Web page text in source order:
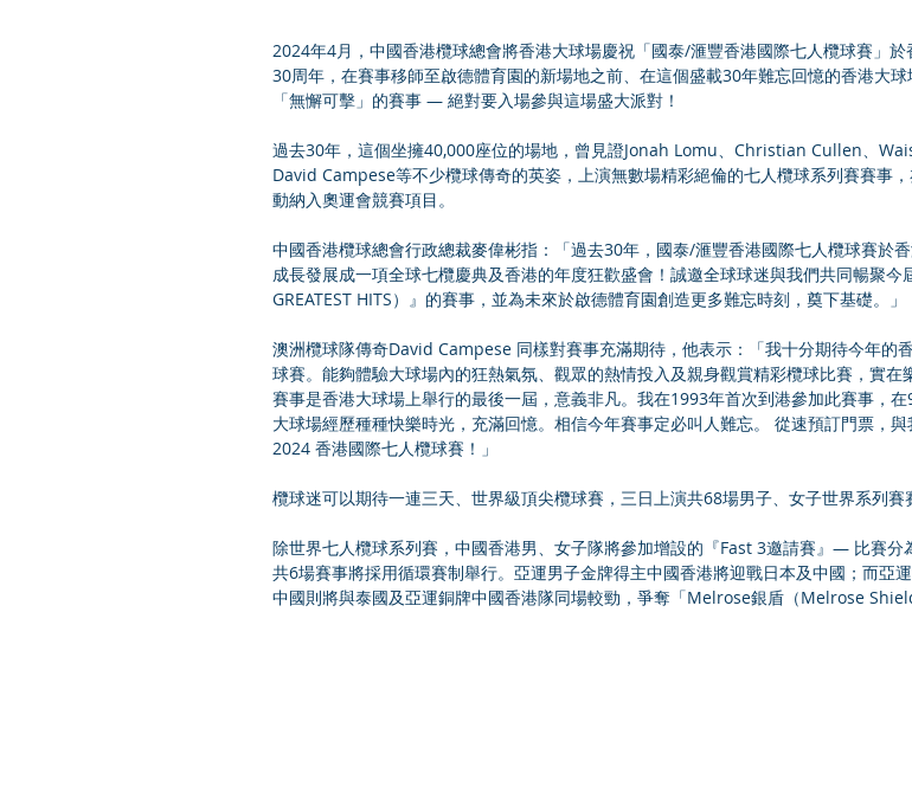
2024年4月，中國香港欖球總會將香港大球場慶祝「國泰/滙豐香港國際七人欖球賽」於
30周年，在賽事移師至啟德體育園的新場地之前、在這個盛載30年難忘回憶的香港大
「無懈可擊」的賽事 — 絕對要入場參與這場盛大派對！
過去30年，這個坐擁40,000座位的場地，曾見證Jonah Lomu、Christian Cullen、
David Campese等不少欖球傳奇的英姿，上演無數場精彩絕倫的七人欖球系列賽賽事
動納入奧運會競賽項目。
中國香港欖球總會行政總裁麥偉彬指：「過去30年，國泰/滙豐香港國際七人欖球賽於
成長發展成一項全球七欖慶典及香港的年度狂歡盛會！誠邀全球球迷與我們共同暢聚今
GREATEST HITS）』的賽事，並為未來於啟德體育園創造更多難忘時刻，奠下基礎。」
澳洲欖球隊傳奇David Campese 同樣對賽事充滿期待，他表示：「我十分期待今年的
球賽。能夠體驗大球場內的狂熱氣氛、觀眾的熱情投入及親身觀賞精彩欖球比賽，實在
賽事是香港大球場上舉行的最後一屆，意義非凡。我在1993年首次到港參加此賽事，
大球場經歷種種快樂時光，充滿回憶。相信今年賽事定必叫人難忘。 從速預訂門票，
2024 香港國際七人欖球賽！」
欖球迷可以期待一連三天、世界級頂尖欖球賽，三日上演共68場男子、女子世界系列賽
除世界七人欖球系列賽，中國香港男、女子隊將參加增設的『Fast 3邀請賽』— 比賽分
共6場賽事將採用循環賽制舉行。亞運男子金牌得主中國香港將迎戰日本及中國；而亞
中國則將與泰國及亞運銅牌中國香港隊同場較勁，爭奪「Melrose銀盾（Melrose